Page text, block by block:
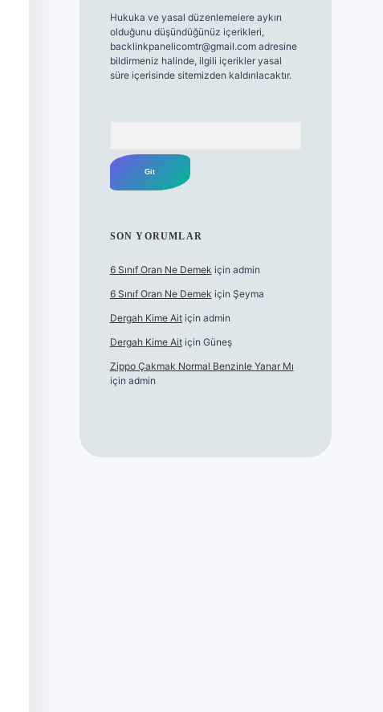
Hukuka ve yasal düzenlemelere aykırı
olduğunu düşündüğünüz içerikleri,
backlinkpanelicomtr@gmail.comadresine
bildirmeniz halinde, ilgili içerikler yasal
süre içerisinde sitemizden kaldırılacaktır.
SON YORUMLAR
6 Sınıf Oran Ne Demek için admin
6 Sınıf Oran Ne Demek için Şeyma
Dergah Kime Aitiçin admin
Dergah Kime Aitiçin Güneş
Zippo Çakmak Normal Benzinle Yanar Mı
için admin